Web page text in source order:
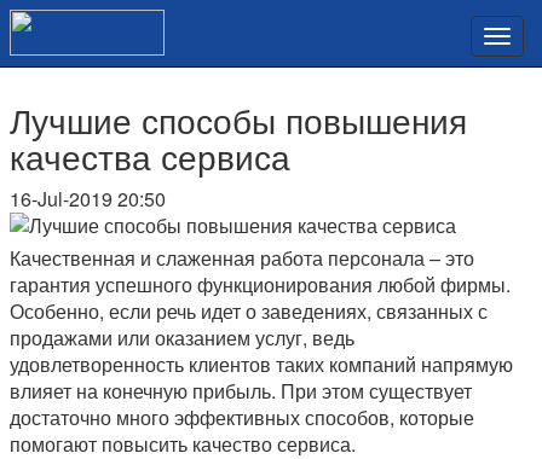
Лучшие способы повышения
качества сервиса
16-Jul-2019 20:50
Качественная и слаженная работа персонала – это
гарантия успешного функционирования любой фирмы.
Особенно, если речь идет о заведениях, связанных с
продажами или оказанием услуг, ведь
удовлетворенность клиентов таких компаний напрямую
влияет на конечную прибыль. При этом существует
достаточно много эффективных способов, которые
помогают повысить качество сервиса.